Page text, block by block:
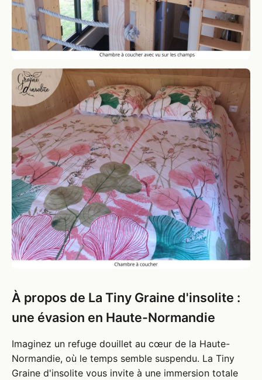
À propos de La Tiny Graine d'insolite :
une évasion en Haute-Normandie
Imaginez un refuge douillet au cœur de la Haute-
Normandie, où le temps semble suspendu. La Tiny
Graine d'insolite vous invite à une immersion totale